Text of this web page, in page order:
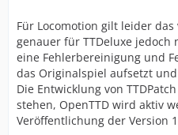
Für Locomotion gilt leider
genauer für TTDeluxe jedoch
eine Fehlerbereinigung und
das Originalspiel aufsetzt und
Die Entwicklung von
stehen, OpenTTD wird aktiv
Veröffentlichung der Version